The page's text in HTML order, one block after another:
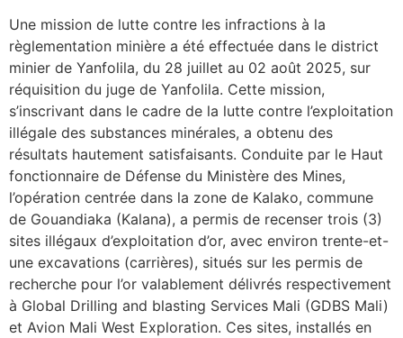
Une mission de lutte contre les infractions à la
règlementation minière a été effectuée dans le district
minier de Yanfolila, du 28 juillet au 02 août 2025, sur
réquisition du juge de Yanfolila. Cette mission,
s’inscrivant dans le cadre de la lutte contre l’exploitation
illégale des substances minérales, a obtenu des
résultats hautement satisfaisants. Conduite par le Haut
fonctionnaire de Défense du Ministère des Mines,
l’opération centrée dans la zone de Kalako, commune
de Gouandiaka (Kalana), a permis de recenser trois (3)
sites illégaux d’exploitation d’or, avec environ trente-et-
une excavations (carrières), situés sur les permis de
recherche pour l’or valablement délivrés respectivement
à Global Drilling and blasting Services Mali (GDBS Mali)
et Avion Mali West Exploration. Ces sites, installés en